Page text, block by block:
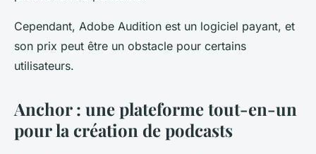
Cependant, Adobe Audition est un logiciel payant, et
son prix peut être un obstacle pour certains
utilisateurs.
Anchor : une plateforme tout-en-un
pour la création de podcasts